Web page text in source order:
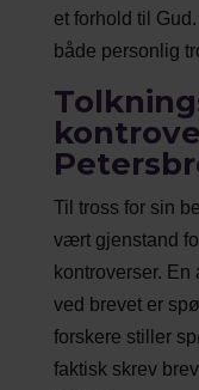
et forhold til
både personlig
Til tross for sin
vært gjenstand
kontroverser. En
ved brevet er
forskere stiller
faktisk skrev